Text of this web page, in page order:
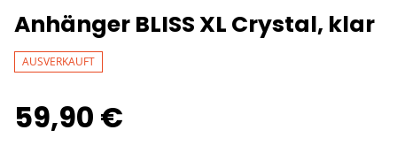
Anhänger BLISS XL Crystal, klar
AUSVERKAUFT
59,90 €